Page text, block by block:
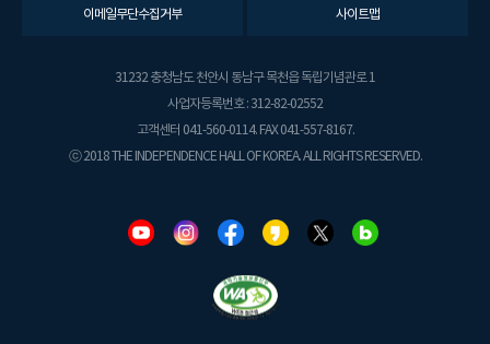
이메일무단수집거부 사이트맵
31232 충청남도 천안시 동남구 목천읍 독립기념관로 1
사업자등록번호 : 312-82-02552
고객센터 041-560-0114. FAX 041-557-8167.
ⓒ 2018 THE INDEPENDENCE HALL OF KOREA. ALL RIGHTS RESERVED.